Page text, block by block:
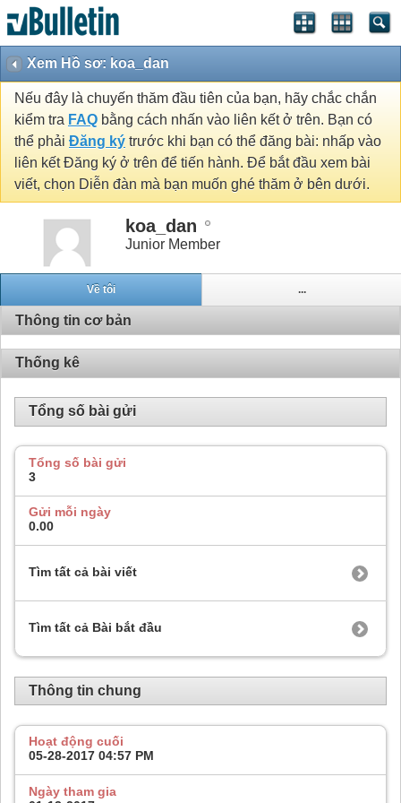
Xem Hồ sơ: koa_dan
Nếu đây là chuyến thăm đầu tiên của bạn, hãy chắc chắn
kiểm tra FAQ bằng cách nhấn vào liên kết ở trên. Bạn có
thể phải Đăng ký trước khi bạn có thể đăng bài: nhấp vào
liên kết Đăng ký ở trên để tiến hành. Để bắt đầu xem bài
viết, chọn Diễn đàn mà bạn muốn ghé thăm ở bên dưới.
koa_dan
Junior Member
Về tôi ...
Thông tin cơ bản
Thống kê
Tổng số bài gửi
Tổng số bài gửi
3
Gửi mỗi ngày
0.00
Tìm tất cả bài viết
Tìm tất cả Bài bắt đầu
Thông tin chung
Hoạt động cuối
05-28-2017 04:57 PM
Ngày tham gia